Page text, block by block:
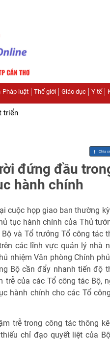
Pháp luật Thế giới Giáo dục Y tế
triển
đứng đầu
hành chính
cuộc họp giao ban thường
tục hành chính của Thủ
và Tổ trưởng Tổ công tác
các lĩnh vực quản lý nhà
nhiệm Văn phòng Chính
Bộ cần đẩy nhanh tiến độ
của các Tổ công tác Bộ,
hành chính cho các Tổ
trễ trong công tác thông
chỉ đạo quyết liệt của